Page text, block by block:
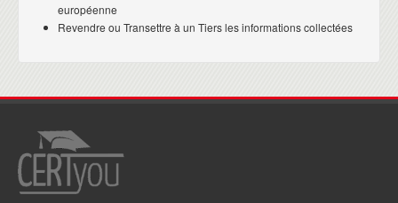
européenne
Revendre ou Transettre à un Tiers les informations collectées